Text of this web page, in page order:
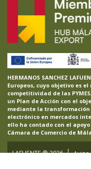
HERMANOS SANCHEZ
Europeos, cuyo objetivo es
competitividad de las
un Plan de Acción con el
mediante la
electrónico en mercados
ello ha contado con el
Cámara de Comercio de
LAFUENTE ®2026 Aviso